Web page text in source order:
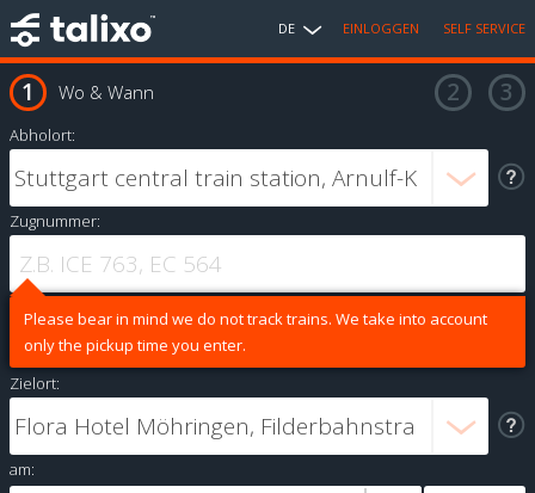
DE EINLOGGEN SELF SERVICE
Wo & Wann
Abholort:
Zugnummer:
Please bear in mind we do not track trains. We take into account
only the pickup time you enter.
Zielort:
am: